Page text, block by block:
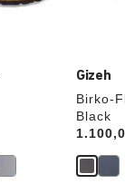
Gizeh
Birko-
Black
Price: